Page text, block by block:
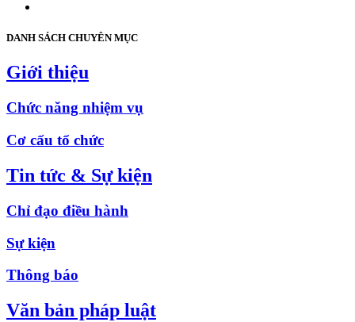
DANH SÁCH CHUYÊN MỤC
Giới thiệu
Chức năng nhiệm vụ
Cơ cấu tổ chức
Tin tức & Sự kiện
Chỉ đạo điều hành
Sự kiện
Thông báo
Văn bản pháp luật